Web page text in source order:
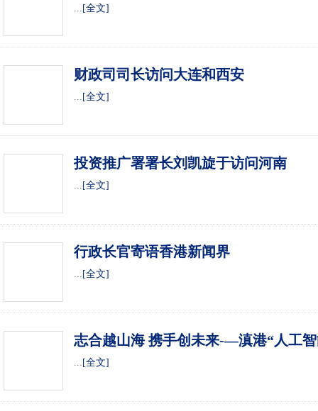
... [全文]
财政司司长访问大连和西安
... [全文]
投资推广署署长刘凯旋于访问河南
... [全文]
行政长官寄语香港新闻界
... [全文]
志合越山海 携手创未来-—滇港“人工
开幕
... [全文]